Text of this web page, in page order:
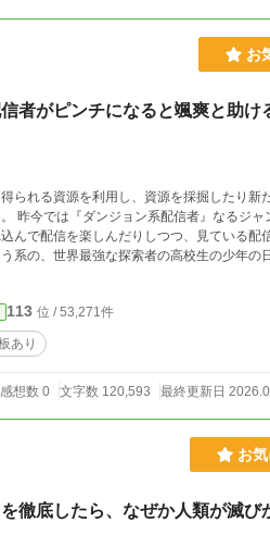
お
者がピンチになると颯爽と助け
られる資源を利用し、資源を採掘したり新
ン
んで配信を楽しんだりしつつ、見ている配
系の、世界最強な探索者の高校生の少年の
113 位 / 53,271件
あり
感想数 0 文字数 120,593 最終更新日
お
徹底したら、なぜか人類が滅び